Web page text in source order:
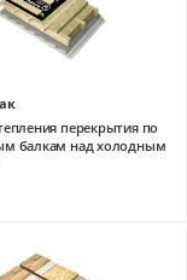
перекрытия по
балкам над холодным